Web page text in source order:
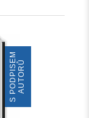
S
P
O
D
P
I
S
E
M
A
U
T
O
RŮ